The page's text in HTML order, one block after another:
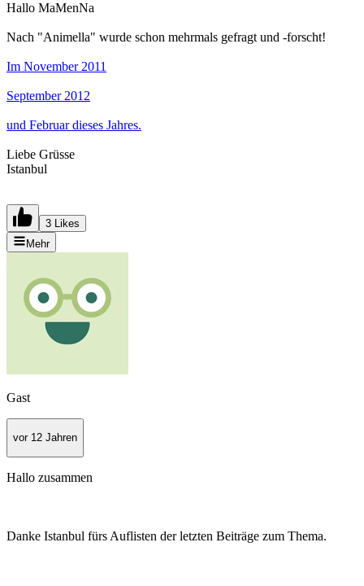
Hallo MaMenNa
Nach "Animella" wurde schon mehrmals gefragt und -forscht!
Im November 2011
September 2012
und Februar dieses Jahres.
Liebe Grüsse
Istanbul
3 Likes
Mehr
Gast
vor 12 Jahren
Hallo zusammen
Danke Istanbul fürs Auflisten der letzten Beiträge zum Thema.